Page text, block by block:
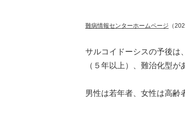
難病情報センターホームページ （
サルコイドーシスの予後は
（５年以上）、難治化型が
男性は若年者、女性は高齢